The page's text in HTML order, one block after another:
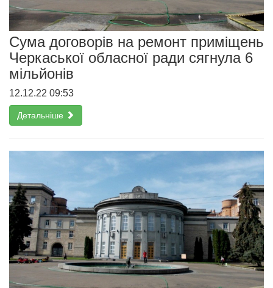
Сума договорів на ремонт приміщень
Черкаської обласної ради сягнула 6
мільйонів
12.12.22 09:53
Детальніше